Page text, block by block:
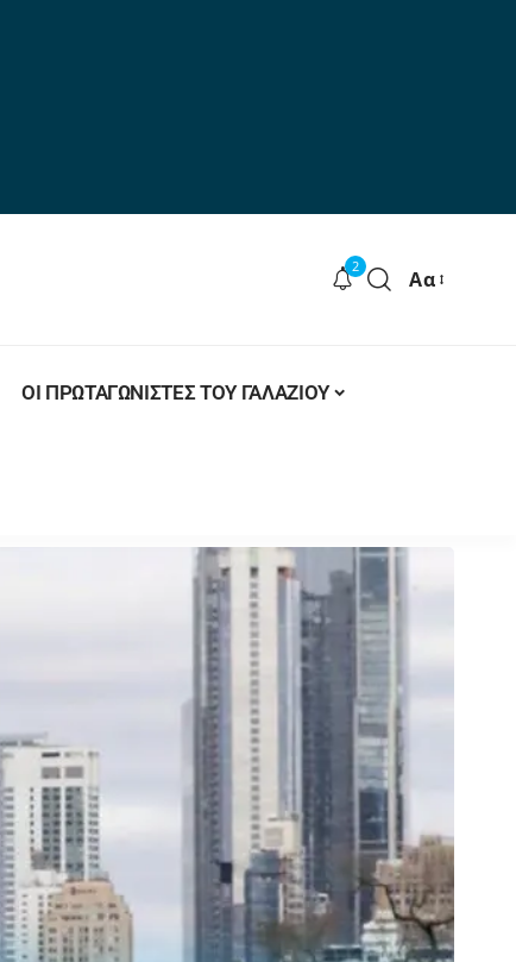
2 Αα
ΟΙ ΠΡΩΤΑΓΩΝΙΣΤΕΣ ΤΟΥ ΓΑΛΑΖΙΟΥ